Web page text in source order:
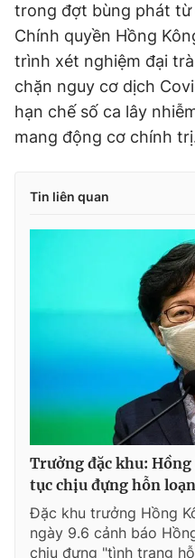
trong đợt bùng phát từ
Chính quyền Hồng
trình xét nghiệm đại
chặn nguy cơ dịch
hạn chế số ca lây
mang động cơ chính
Tin liên quan
Trưởng đặc khu:
tục chịu đựng hỗn
Đặc khu trưởng Hồng
ngày 9.6 cảnh báo
chịu đựng "tình trạng